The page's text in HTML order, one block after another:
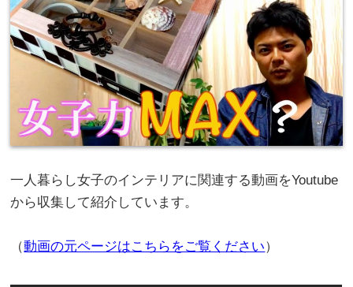
一人暮らし女子のインテリアに関連する動画をYoutube
から収集して紹介しています。
（動画の元ページはこちらをご覧ください）